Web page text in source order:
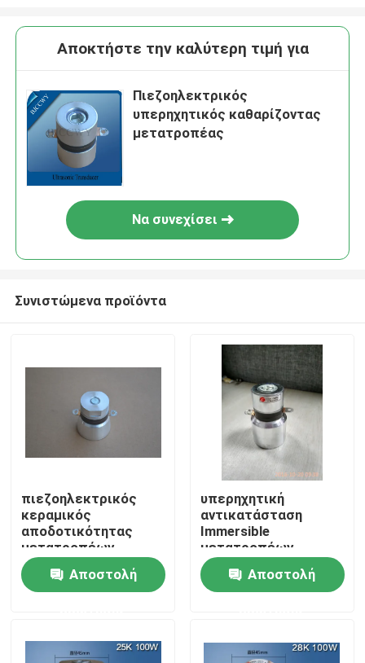
Σπίτι
Περίπου εμείς
Αποκτήστε την καλύτερη τιμή για
Πιεζοηλεκτρικός
υπερηχητικός καθαρίζοντας
μετατροπέας
Να συνεχίσει
Συνιστώμενα προϊόντα
πιεζοηλεκτρικός
κεραμικός
αποδοτικότητας
μετατροπέων
καθαρισμού 135k 50w
υπερηχητικός
Αποστολή
υπερηχητική
αντικατάσταση
Immersible
μετατροπέων
καθαρισμού 28khz
50w
Αποστολή